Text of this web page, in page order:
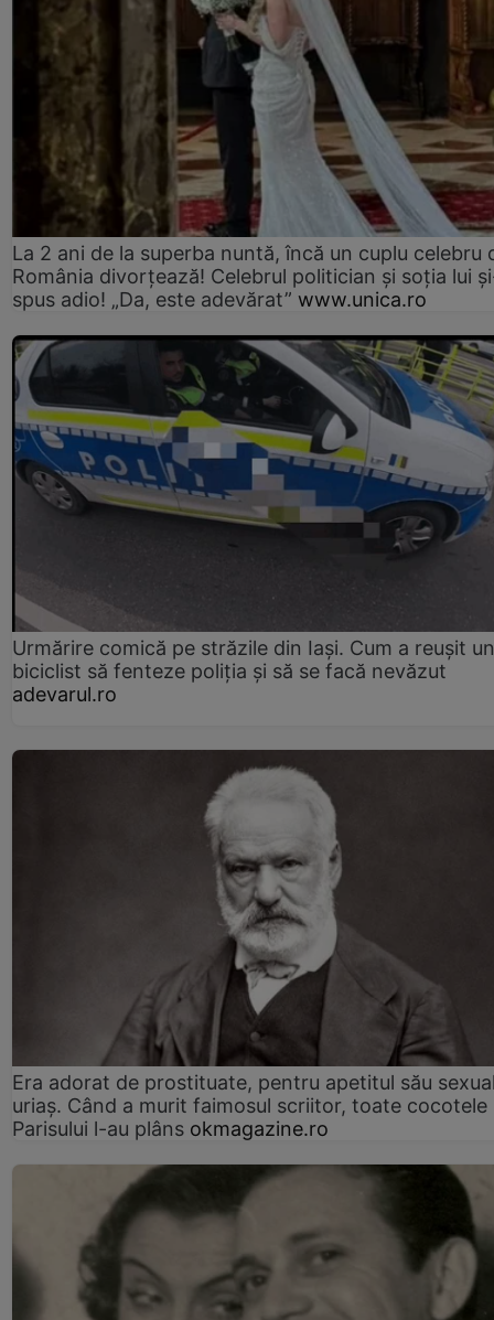
La 2 ani de la superba nuntă, încă un cuplu celebru
România divorțează! Celebrul politician și soția lui
spus adio! „Da, este adevărat” www.unica.ro
Urmărire comică pe străzile din Iași. Cum a reușit un
biciclist să fenteze poliția și să se facă nevăzut
adevarul.ro
Era adorat de prostituate, pentru apetitul său
uriaș. Când a murit faimosul scriitor, toate cocotele
Parisului l-au plâns okmagazine.ro